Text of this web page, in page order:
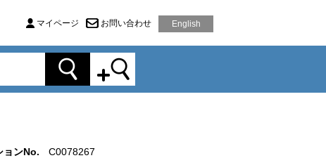
マイページ お問い合わせ English
ョンNo.
C0078267